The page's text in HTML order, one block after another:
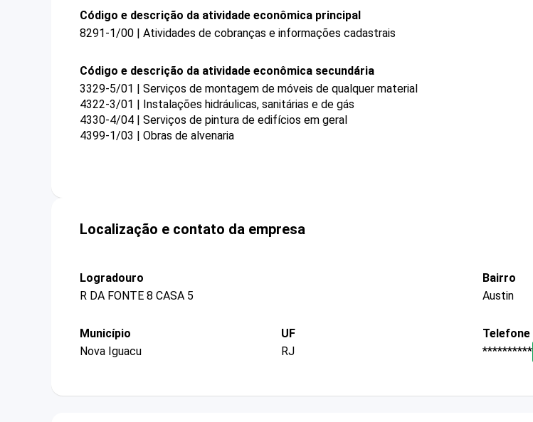
Código e descrição da atividade econômica principal
8291-1/00 | Atividades de cobranças e informações cadastrais
Código e descrição da atividade econômica secundária
3329-5/01 | Serviços de montagem de móveis de qualquer material
4322-3/01 | Instalações hidráulicas, sanitárias e de gás
4330-4/04 | Serviços de pintura de edifícios em geral
4399-1/03 | Obras de alvenaria
Localização e contato da empresa
Logradouro
R DA FONTE 8 CASA 5
Bairro
Austin
Município
Nova Iguacu
UF
RJ
Telefone
**********